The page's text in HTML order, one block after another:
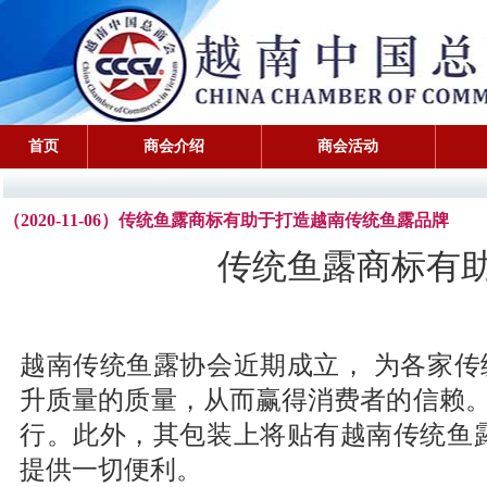
首页 商会介绍 商会活动
（2020-11-06）传统鱼露商标有助于打造越南传统鱼露品牌
传统鱼露商标有
越南传统鱼露协会近期成立， 为各家
升质量的质量，从而赢得消费者的信赖
行。此外，其包装上将贴有越南传统
提供一切便利。